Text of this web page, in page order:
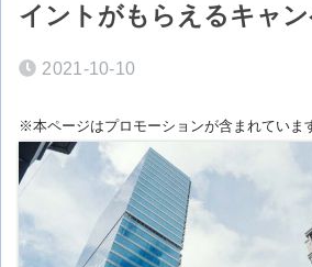
イントがもらえるキャ
2021-10-10
※本ページはプロモーションが含まれていま